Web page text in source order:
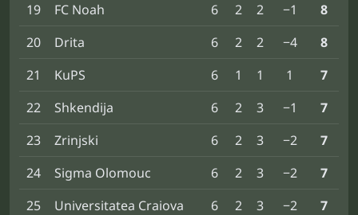
19
FC Noah 6 2 2 −1
8
20
Drita 6 2 2 −4
8
21
KuPS 6 1 1 1
7
22
Shkendija 6 2 3 −1
7
23
Zrinjski 6 2 3 −2
7
24
Sigma Olomouc 6 2 3 −2
7
25
Universitatea Craiova 6 2 3 −2
7